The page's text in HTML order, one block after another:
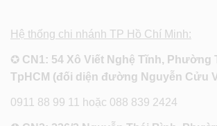
Hệ thống chi nhánh TP Hồ Chí Minh:
✪ CN1: 54 Xô Viết Nghệ Tĩnh, Phường
TpHCM (đối diện đường Nguyễn Cửu
0911 88 99 11 hoặc 088 839 2424